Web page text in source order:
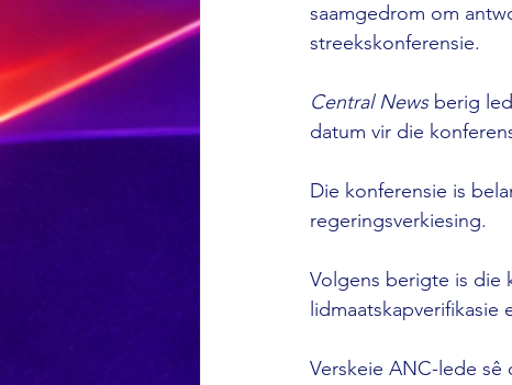
saamgedrom om
streekskonferensie.
Central News berig
datum vir die
Die konferensie is
regeringsverkiesing.
Volgens berigte is die
lidmaatskapverifikasie
Verskeie ANC-lede